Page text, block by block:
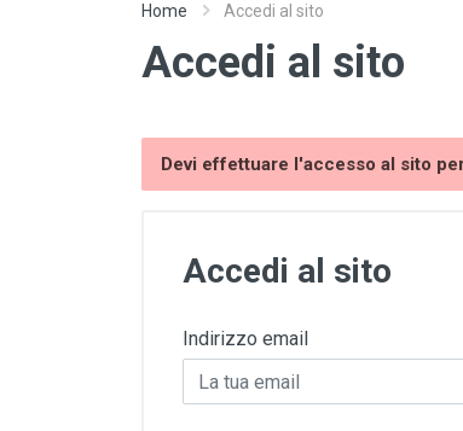
Effettua l'accesso per
navigare tra le categorie.
Home Accedi al sito
Accedi al sito
Devi effettuare l'accesso al sito
Accedi al sito
Indirizzo email